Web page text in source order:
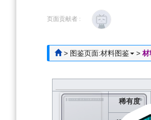
到
到
页面贡献者 :
> 图鉴页面:材料图鉴 > 材
稀有度